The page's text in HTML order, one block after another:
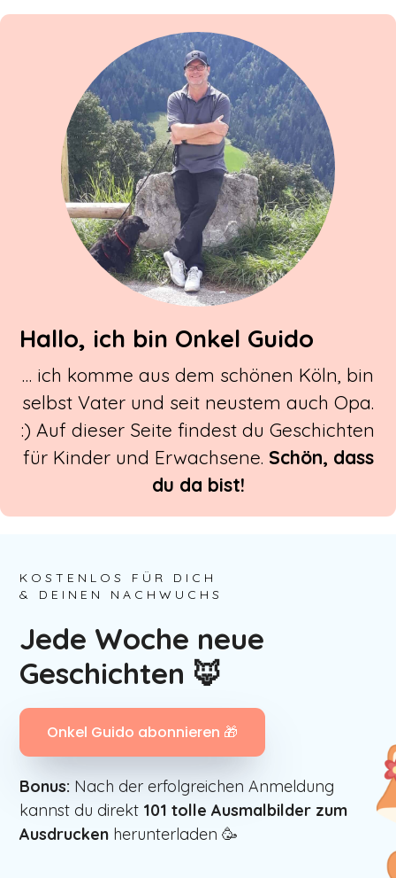
Hallo, ich bin Onkel Guido
… ich komme aus dem schönen Köln, bin
selbst Vater und seit neustem auch Opa.
:) Auf dieser Seite findest du Geschichten
für Kinder und Erwachsene. Schön, dass
du da bist!
KOSTENLOS FÜR DICH
& DEINEN NACHWUCHS
Jede Woche neue
Geschichten 🦊
Onkel Guido abonnieren 🎁
Bonus: Nach der erfolgreichen Anmeldung
kannst du direkt 101 tolle Ausmalbilder zum
Ausdrucken herunterladen 🥳